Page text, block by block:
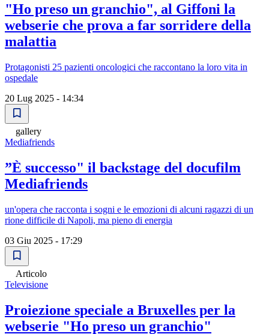
"Ho preso un granchio", al Giffoni la
webserie che prova a far sorridere della
malattia
Protagonisti 25 pazienti oncologici che raccontano la loro vita in
ospedale
20 Lug 2025 - 14:34
gallery
Mediafriends
”È successo" il backstage del docufilm
Mediafriends
un'opera che racconta i sogni e le emozioni di alcuni ragazzi di un
rione difficile di Napoli, ma pieno di energia
03 Giu 2025 - 17:29
Articolo
Televisione
Proiezione speciale a Bruxelles per la
webserie "Ho preso un granchio"